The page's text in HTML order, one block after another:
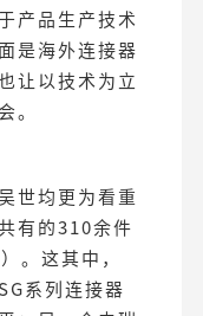
产品生产技术
是海外连接器
让以技术为立
。
世均更为看重
有的310余件
。这其中，
系列连接器